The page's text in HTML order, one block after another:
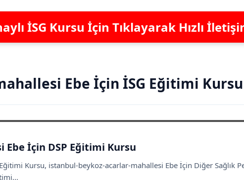
İSG Kursu İçin Tıklayarak Hızlı
Ebe İçin İSG Eğitimi Kursu
İçin DSP Eğitimi Kursu
Kursu, istanbul-beykoz-acarlar-mahallesi Ebe İçin Diğer Sağlık